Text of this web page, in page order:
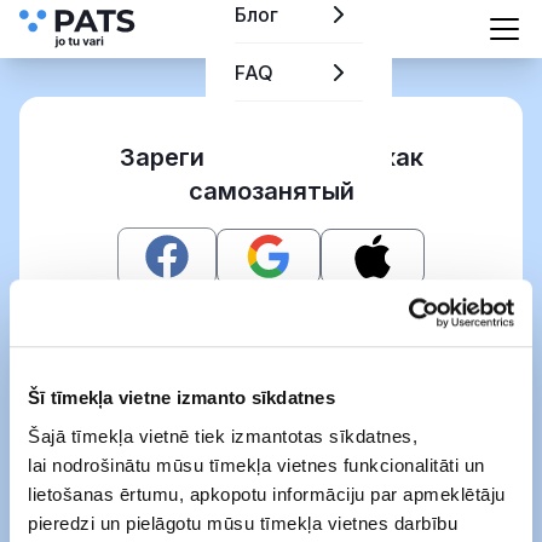
Šī tīmekļa vietne izmanto sīkdatnes
Šajā tīmekļa vietnē tiek izmantotas sīkdatnes,
lai nodrošinātu mūsu tīmekļa vietnes funkcionalitāti un
lietošanas ērtumu, apkopotu informāciju par apmeklētāju
pieredzi un pielāgotu mūsu tīmekļa vietnes darbību
Блог
FAQ
Зарегистрироваться как
самозанятый
Подтверждаю, что я ознакомился(-
ась) справилами пользования Pats
прейскурантом Pats, Дальше